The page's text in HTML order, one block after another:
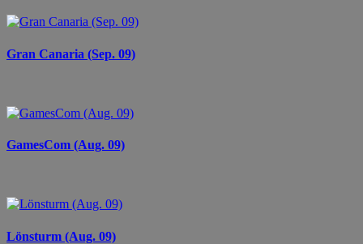
Gran Canaria (Sep. 09)
GamesCom (Aug. 09)
Lönsturm (Aug. 09)